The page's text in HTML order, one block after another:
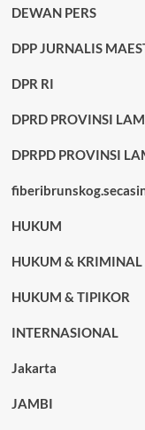
DEWAN PERS
DPP JURNALIS
DPR RI
DPRD PROVINSI
DPRPD PROVINSI
HUKUM
HUKUM & KRIMINAL
HUKUM & TIPIKOR
INTERNASIONAL
Jakarta
JAMBI